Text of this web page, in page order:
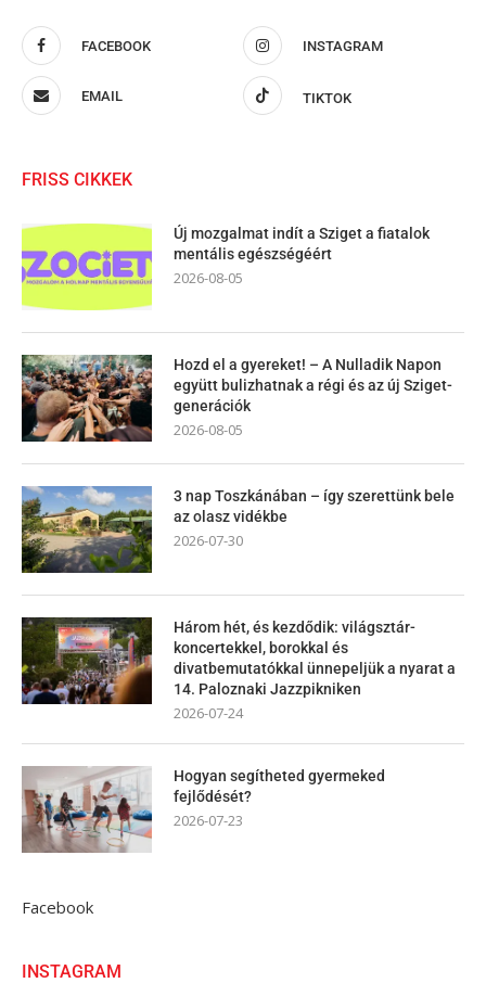
FACEBOOK INSTAGRAM
EMAIL TIKTOK
FRISS CIKKEK
Új mozgalmat indít a Sziget a fiatalok
mentális egészségéért
2026-08-05
Hozd el a gyereket! – A Nulladik Napon
együtt bulizhatnak a régi és az új Sziget-
generációk
2026-08-05
3 nap Toszkánában – így szerettünk bele
az olasz vidékbe
2026-07-30
Három hét, és kezdődik: világsztár-
koncertekkel, borokkal és
divatbemutatókkal ünnepeljük a nyarat a
14. Paloznaki Jazzpikniken
2026-07-24
Hogyan segítheted gyermeked
fejlődését?
2026-07-23
Facebook
INSTAGRAM